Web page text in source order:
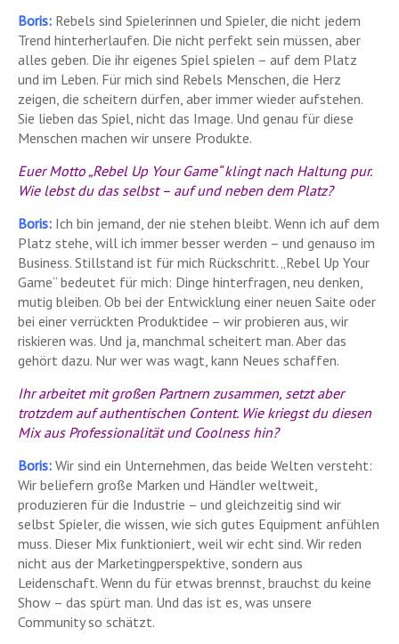
Boris: Rebels sind Spielerinnen und Spieler, die nicht jedem
Trend hinterherlaufen. Die nicht perfekt sein müssen, aber
alles geben. Die ihr eigenes Spiel spielen – auf dem Platz
und im Leben. Für mich sind Rebels Menschen, die Herz
zeigen, die scheitern dürfen, aber immer wieder aufstehen.
Sie lieben das Spiel, nicht das Image. Und genau für diese
Menschen machen wir unsere Produkte.
Euer Motto „Rebel Up Your Game“ klingt nach Haltung pur.
Wie lebst du das selbst – auf und neben dem Platz?
Boris: Ich bin jemand, der nie stehen bleibt. Wenn ich auf dem
Platz stehe, will ich immer besser werden – und genauso im
Business. Stillstand ist für mich Rückschritt. „Rebel Up Your
Game“ bedeutet für mich: Dinge hinterfragen, neu denken,
mutig bleiben. Ob bei der Entwicklung einer neuen Saite oder
bei einer verrückten Produktidee – wir probieren aus, wir
riskieren was. Und ja, manchmal scheitert man. Aber das
gehört dazu. Nur wer was wagt, kann Neues schaffen.
Ihr arbeitet mit großen Partnern zusammen, setzt aber
trotzdem auf authentischen Content. Wie kriegst du diesen
Mix aus Professionalität und Coolness hin?
Boris: Wir sind ein Unternehmen, das beide Welten versteht:
Wir beliefern große Marken und Händler weltweit,
produzieren für die Industrie – und gleichzeitig sind wir
selbst Spieler, die wissen, wie sich gutes Equipment anfühlen
muss. Dieser Mix funktioniert, weil wir echt sind. Wir reden
nicht aus der Marketingperspektive, sondern aus
Leidenschaft. Wenn du für etwas brennst, brauchst du keine
Show – das spürt man. Und das ist es, was unsere
Community so schätzt.